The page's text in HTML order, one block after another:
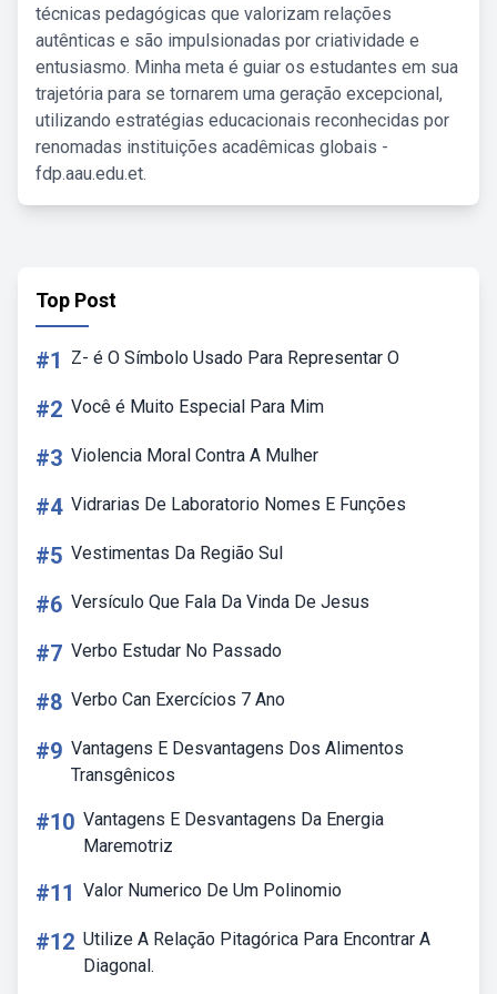
técnicas pedagógicas que valorizam relações
autênticas e são impulsionadas por criatividade e
entusiasmo. Minha meta é guiar os estudantes em sua
trajetória para se tornarem uma geração excepcional,
utilizando estratégias educacionais reconhecidas por
renomadas instituições acadêmicas globais -
fdp.aau.edu.et.
Top Post
#1 Z- é O Símbolo Usado Para Representar O
#2 Você é Muito Especial Para Mim
#3 Violencia Moral Contra A Mulher
#4 Vidrarias De Laboratorio Nomes E Funções
#5 Vestimentas Da Região Sul
#6 Versículo Que Fala Da Vinda De Jesus
#7 Verbo Estudar No Passado
#8 Verbo Can Exercícios 7 Ano
#9 Vantagens E Desvantagens Dos Alimentos
Transgênicos
#10 Vantagens E Desvantagens Da Energia
Maremotriz
#11 Valor Numerico De Um Polinomio
#12 Utilize A Relação Pitagórica Para Encontrar A
Diagonal.